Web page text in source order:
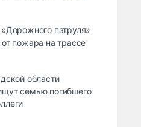
патруля»
пожара на трассе
области
семью погибшего